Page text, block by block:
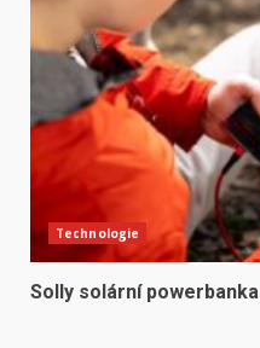
Technologie
Solly solární